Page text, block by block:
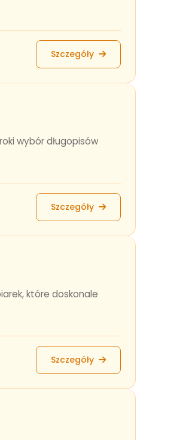
Szczegóły
wybór długopisów
Szczegóły
które doskonale
Szczegóły